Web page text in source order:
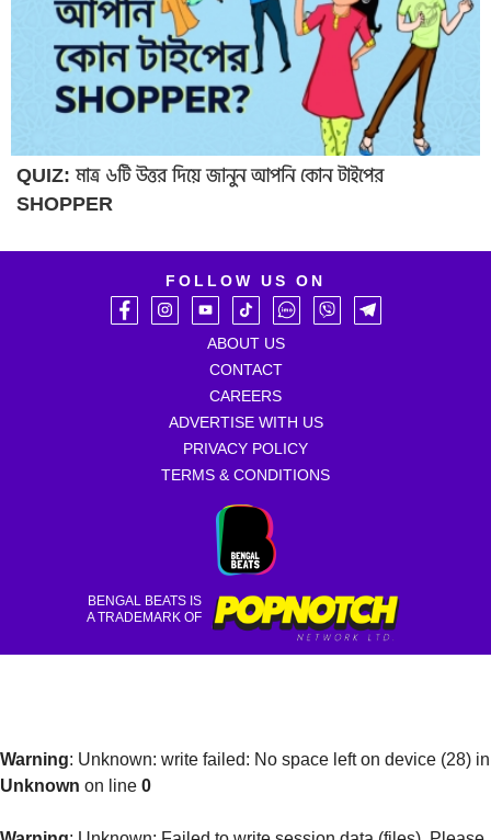
QUIZ: মাত্র ৬টি উত্তর দিয়ে জানুন আপনি কোন টাইপের
SHOPPER
FOLLOW US ON
ABOUT US
CONTACT
CAREERS
ADVERTISE WITH US
PRIVACY POLICY
TERMS & CONDITIONS
BENGAL BEATS IS
A TRADEMARK OF
Warning: Unknown: write failed: No space left on device (28) in
Unknown on line 0